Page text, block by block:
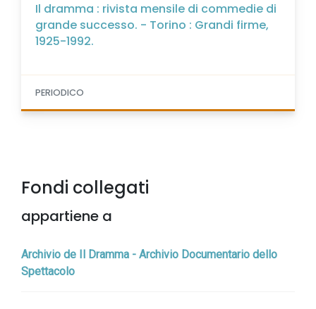
Il dramma : rivista mensile di commedie di
grande successo. - Torino : Grandi firme,
1925-1992.
PERIODICO
Fondi collegati
appartiene a
Archivio de Il Dramma - Archivio Documentario dello
Spettacolo